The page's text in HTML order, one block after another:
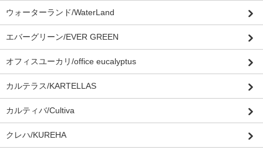
ウォーターランド/WaterLand
エバーグリーン/EVER GREEN
オフィスユーカリ/office eucalyptus
カルテラス/KARTELLAS
カルティバ/Cultiva
クレハ/KUREHA